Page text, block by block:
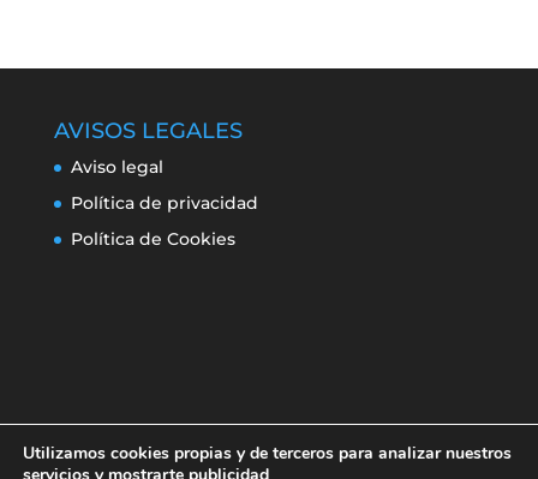
AVISOS LEGALES
Aviso legal
Política de privacidad
Política de Cookies
Utilizamos cookies propias y de terceros para analizar nuestros